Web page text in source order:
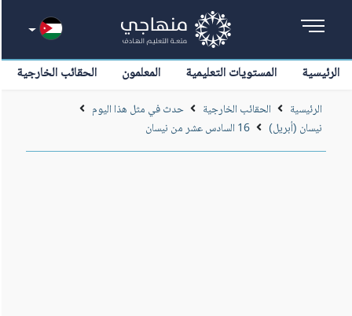
الرئيسية المستويات التعليمية المعلمون الحقائب الخارجية
الرئيسية الحقائب الخارجية
حدث في مثل هذا اليوم
نيسان (أبريل)
16 السادس عشر من نيسان